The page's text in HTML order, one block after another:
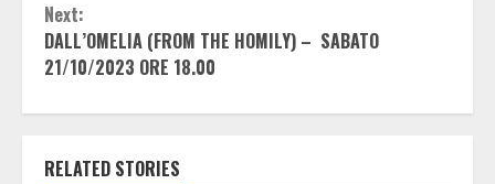
Next:
DALL’OMELIA (FROM THE HOMILY) – SABATO
21/10/2023 ORE 18.00
RELATED STORIES